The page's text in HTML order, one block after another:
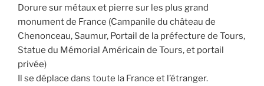
Dorure sur métaux et pierre sur les plus grand
monument de France (Campanile du château de
Chenonceau, Saumur, Portail de la préfecture de Tours,
Statue du Mémorial Américain de Tours, et portail
privée)
Il se déplace dans toute la France et l’étranger.